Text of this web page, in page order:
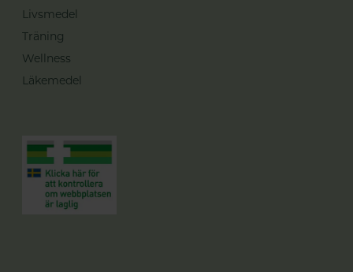
Livsmedel
Träning
Wellness
Läkemedel